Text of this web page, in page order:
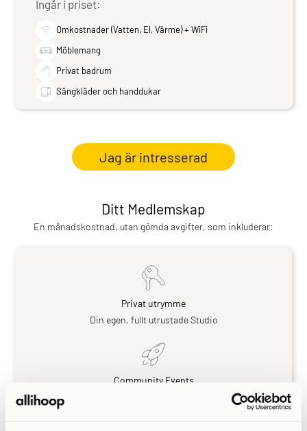
Ingår i priset:
Omkostnader (Vatten, El, Värme) + WiFi
Möblemang
Privat badrum
Sängkläder och handdukar
Jag är intresserad
Ditt Medlemskap
En månadskostnad, utan gömda avgifter, som inkluderar:
Privat utrymme
Din egen, fullt utrustade Studio
Community Events
Dussintals evenemang varje vecka, organiserade av Allihoops